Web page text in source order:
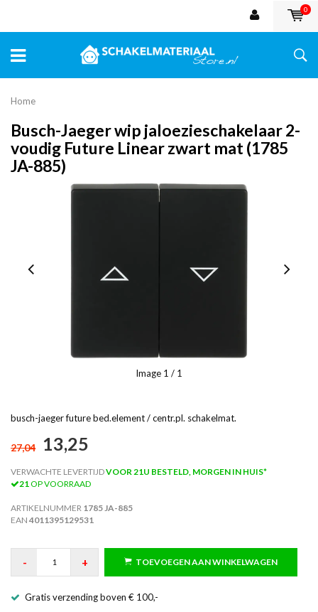
0
Home
Busch-Jaeger wip jaloezieschakelaar 2-
voudig Future Linear zwart mat (1785
JA-885)
Image 1 / 1
busch-jaeger future bed.element / centr.pl. schakelmat.
27,04 13,25
VERWACHTE LEVERTIJDVOOR 21U BESTELD, MORGEN IN HUIS*
21OP VOORRAAD
ARTIKELNUMMER 1785 JA-885
EAN 4011395129531
- + TOEVOEGEN AAN WINKELWAGEN
Gratis verzending boven € 100,-